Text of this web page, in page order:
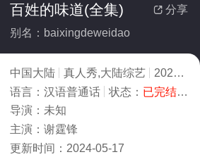
 分享
百姓的味道(全集)
别名：baixingdeweidao
中国大陆 真人秀,大陆综艺 2021
语言： 汉语普通话 状态： 已完结- 免
导演： 未知
主演： 谢霆锋
更新时间： 2024-05-17